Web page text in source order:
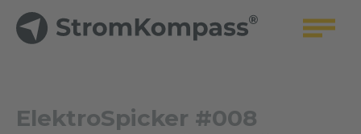
ElektroSpicker #008